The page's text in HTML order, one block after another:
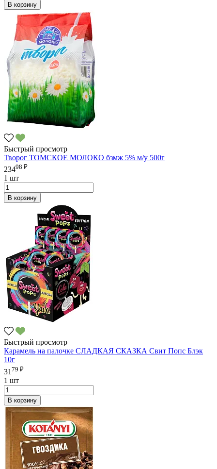
В корзину
Быстрый просмотр
Творог ТОМСКОЕ МОЛОКО бзмж 5% м/у 500г
23498 ₽
1 шт
В корзину
Быстрый просмотр
Карамель на палочке СЛАДКАЯ СКАЗКА Свит Попс Блэк
10г
31 79 ₽
1 шт
В корзину